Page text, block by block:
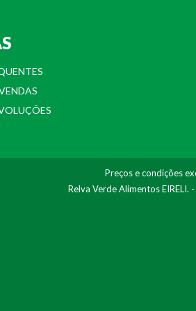
Preços e condições
Relva Verde Alimentos